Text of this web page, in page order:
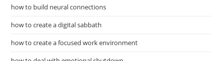
how to build neural connections
how to create a digital sabbath
how to create a focused work environment